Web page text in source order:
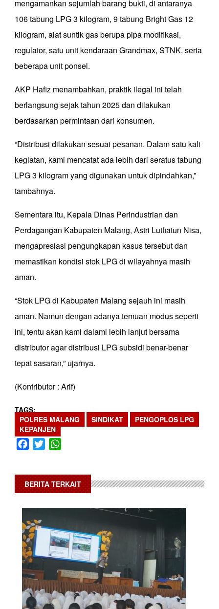
mengamankan sejumlah barang bukti, di antaranya
106 tabung LPG 3 kilogram, 9 tabung Bright Gas 12
kilogram, alat suntik gas berupa pipa modifikasi,
regulator, satu unit kendaraan Grandmax, STNK, serta
beberapa unit ponsel.
AKP Hafiz menambahkan, praktik ilegal ini telah
berlangsung sejak tahun 2025 dan dilakukan
berdasarkan permintaan dari konsumen.
“Distribusi dilakukan sesuai pesanan. Dalam satu kali
kegiatan, kami mencatat ada lebih dari seratus tabung
LPG 3 kilogram yang digunakan untuk dipindahkan,”
tambahnya.
Sementara itu, Kepala Dinas Perindustrian dan
Perdagangan Kabupaten Malang, Astri Lutfiatun Nisa,
mengapresiasi pengungkapan kasus tersebut dan
memastikan kondisi stok LPG di wilayahnya masih
aman.
“Stok LPG di Kabupaten Malang sejauh ini masih
aman. Namun dengan adanya temuan modus seperti
ini, tentu akan kami dalami lebih lanjut bersama
distributor agar distribusi LPG subsidi benar-benar
tepat sasaran,” ujarnya.
(Kontributor : Arif)
TAGS
POLRES MALANG
SINDIKAT
PENGOPLOS LPG
KEPANJEN
Facebook
Twitter
BERITA TERKAIT